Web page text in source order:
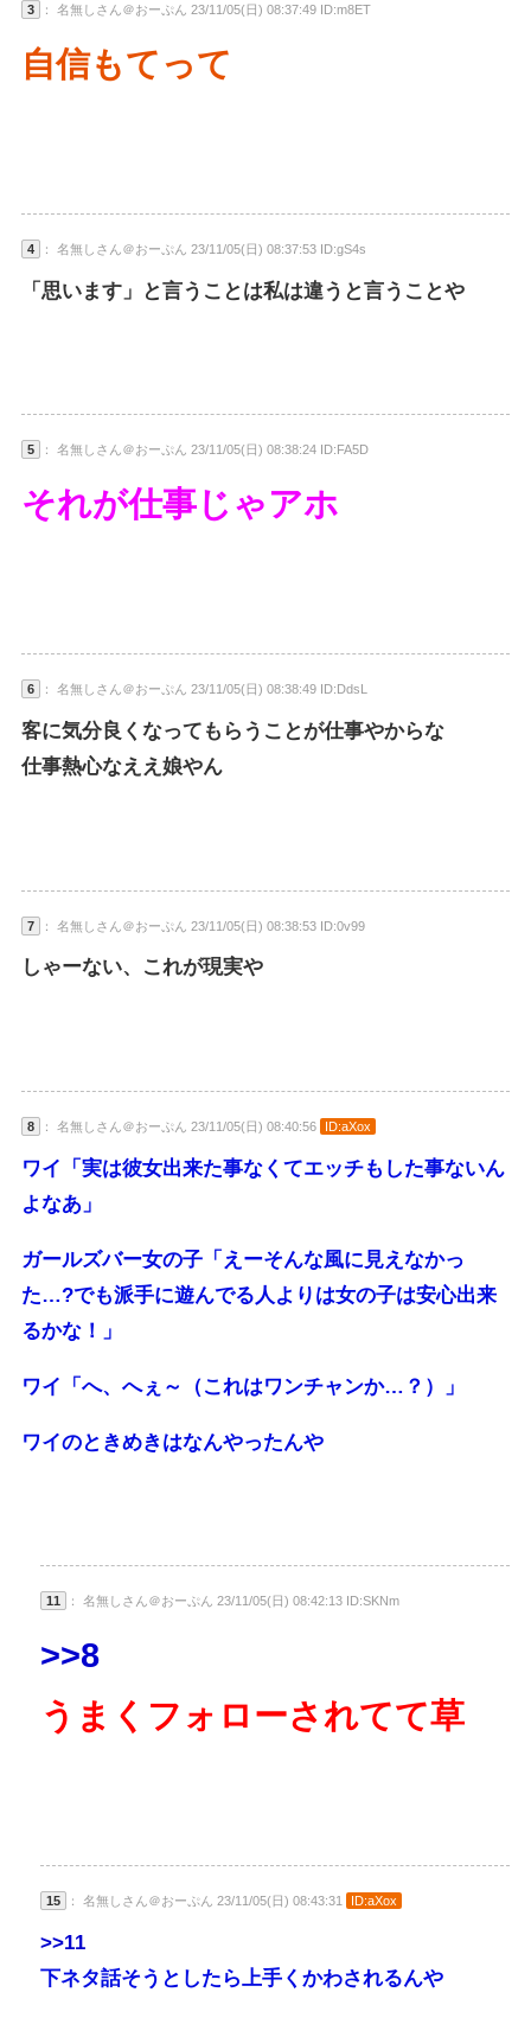
3 ： 名無しさん＠おーぷん 23/11/05(日) 08:37:49 ID:m8ET
自信もてって
4 ： 名無しさん＠おーぷん 23/11/05(日) 08:37:53 ID:gS4s
「思います」と言うことは私は違うと言うことや
5 ： 名無しさん＠おーぷん 23/11/05(日) 08:38:24 ID:FA5D
それが仕事じゃアホ
6 ： 名無しさん＠おーぷん 23/11/05(日) 08:38:49 ID:DdsL
客に気分良くなってもらうことが仕事やからな
仕事熱心なええ娘やん
7 ： 名無しさん＠おーぷん 23/11/05(日) 08:38:53 ID:0v99
しゃーない、これが現実や
8 ： 名無しさん＠おーぷん 23/11/05(日) 08:40:56 ID:aXox
ワイ「実は彼女出来た事なくてエッチもした事ないん
よなあ」
ガールズバー女の子「えーそんな風に見えなかっ
た…?でも派手に遊んでる人よりは女の子は安心出来
るかな！」
ワイ「へ、へぇ～（これはワンチャンか…？）」
ワイのときめきはなんやったんや
11 ： 名無しさん＠おーぷん 23/11/05(日) 08:42:13 ID:SKNm
>>8
うまくフォローされてて草
15 ： 名無しさん＠おーぷん 23/11/05(日) 08:43:31 ID:aXox
>>11
下ネタ話そうとしたら上手くかわされるんや